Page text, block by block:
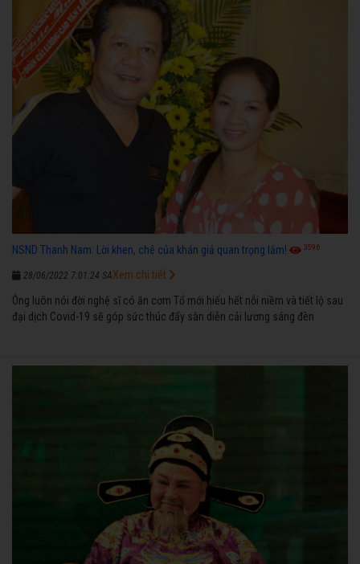
NSND Thanh Nam: Lời khen, chê của khán giả quan trọng lắm! 3596
28/06/2022 7:01:24 SA
Ông luôn nói đời nghệ sĩ có ăn cơm Tổ mới hiểu hết nỗi niềm và tiết lộ sau
đại dịch Covid-19 sẽ góp sức thúc đẩy sàn diễn cải lương sáng đèn
Xem chi tiết